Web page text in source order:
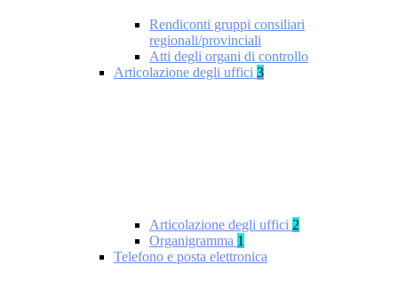
Rendiconti gruppi consiliari
regionali/provinciali
Atti degli organi di controllo
Articolazione degli uffici 3
Articolazione degli uffici 2
Organigramma 1
Telefono e posta elettronica